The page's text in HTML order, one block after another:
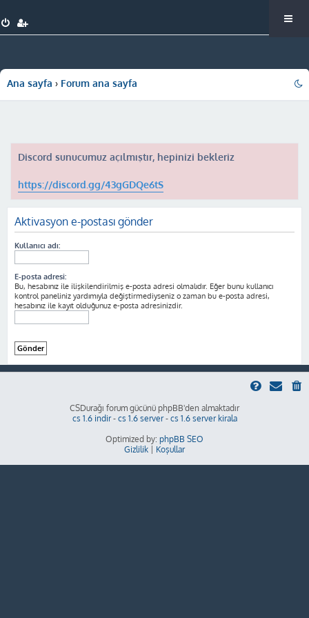
Ana sayfa Forum ana sayfa
Discord sunucumuz açılmıştır, hepinizi bekleriz
https://discord.gg/43gGDQe6tS
Aktivasyon e-postası gönder
Kullanıcı adı:
E-posta adresi:
Bu, hesabınız ile ilişkilendirilmiş e-posta adresi olmalıdır. Eğer bunu kullanıcı
kontrol paneliniz yardımıyla değiştirmediyseniz o zaman bu e-posta adresi,
hesabınız ile kayıt olduğunuz e-posta adresinizdir.
CSDurağı forum gücünü phpBB'den almaktadır
cs 1.6 indir- cs 1.6 server- cs 1.6 server kirala
Optimized by: phpBB SEO
Gizlilik
Koşullar